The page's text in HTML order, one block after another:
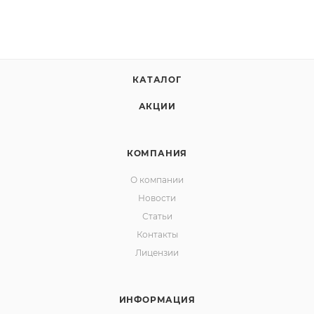
КАТАЛОГ
АКЦИИ
КОМПАНИЯ
О компании
Новости
Статьи
Контакты
Лицензии
ИНФОРМАЦИЯ